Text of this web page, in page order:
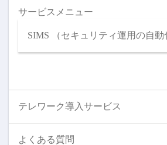
サービスメニュー
SIMS （セキュリティ運用の自動
テレワーク導入サービス
よくある質問